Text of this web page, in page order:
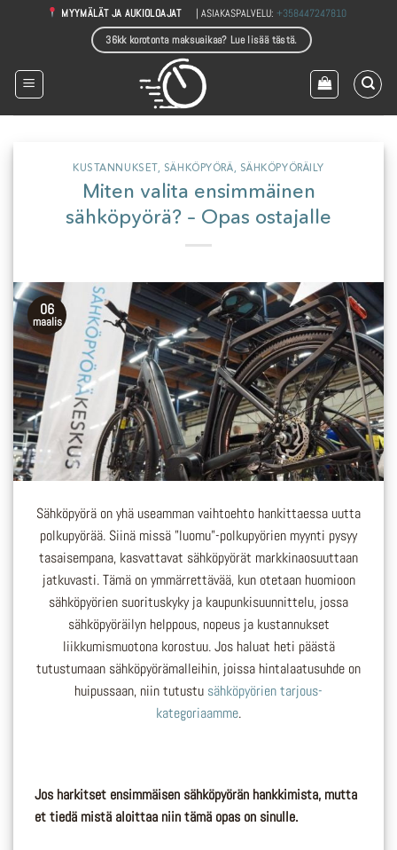
MYYMÄLÄT JA AUKIOLOAJAT | ASIAKASPALVELU:+358447247810
36kk korotonta maksuaikaa? Lue lisää tästä.
KUSTANNUKSET, SÄHKÖPYÖRÄ, SÄHKÖPYÖRÄILY
Miten valita ensimmäinen
sähköpyörä? – Opas ostajalle
06
maalis
Sähköpyörä on yhä useamman vaihtoehto hankittaessa uutta
polkupyörää. Siinä missä ”luomu”-polkupyörien myynti pysyy
tasaisempana, kasvattavat sähköpyörät markkinaosuuttaan
jatkuvasti. Tämä on ymmärrettävää, kun otetaan huomioon
sähköpyörien suorituskyky ja kaupunkisuunnittelu, jossa
sähköpyöräilyn helppous, nopeus ja kustannukset
liikkumismuotona korostuu. Jos haluat heti päästä
tutustumaan sähköpyörämalleihin, joissa hintalaatusuhde on
huipussaan, niin tutustu sähköpyörien tarjous-
kategoriaamme.
Jos harkitset ensimmäisen sähköpyörän hankkimista, mutta
et tiedä mistä aloittaa niin tämä opas on sinulle.